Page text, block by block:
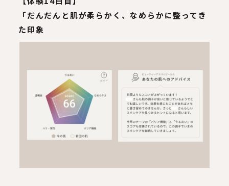
「だんだんと肌が柔らかく、なめらかに整ってき
た印象